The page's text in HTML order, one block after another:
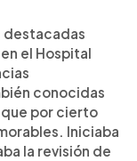
destacadas
el Hospital
conocidas
por cierto
Iniciaba
la revisión de